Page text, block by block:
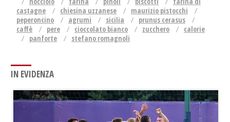
castagne
chiesina uzzanese
maurizio pistocchi
peperoncino
agrumi sicilia
prunus cerasus
caffè
pere cioccolato bianco zucchero
calorie
panforte
stefano romagnoli
IN EVIDENZA